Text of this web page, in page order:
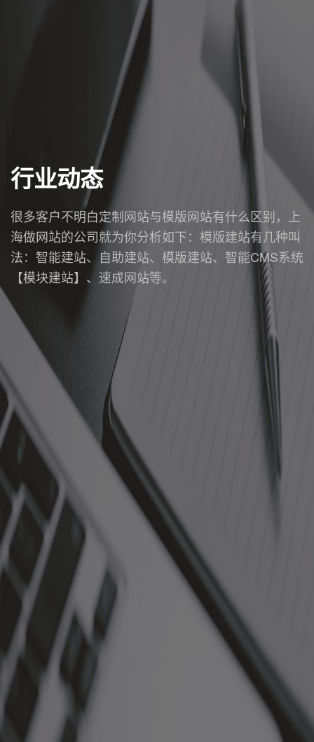
行业动态
很多客户不明白定制网站与模版网站有什么区别，上
海做网站的公司就为你分析如下：模版建站有几种叫
法：智能建站、自助建站、模版建站、智能CMS系统
【模块建站】、速成网站等。